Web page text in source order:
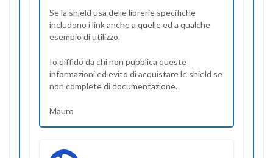
Se la shield usa delle librerie specifiche
includono i link anche a quelle ed a qualche
esempio di utilizzo.
Io diffido da chi non pubblica queste
informazioni ed evito di acquistare le shield se
non complete di documentazione.
Mauro